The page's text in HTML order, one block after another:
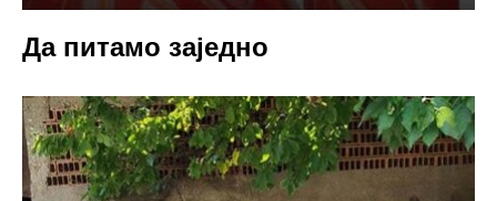
Да питамо заједно